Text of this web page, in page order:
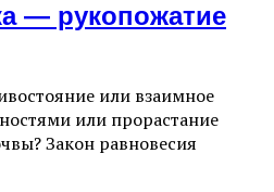
— рукопожатие
или взаимное
или прорастание
Закон равновесия